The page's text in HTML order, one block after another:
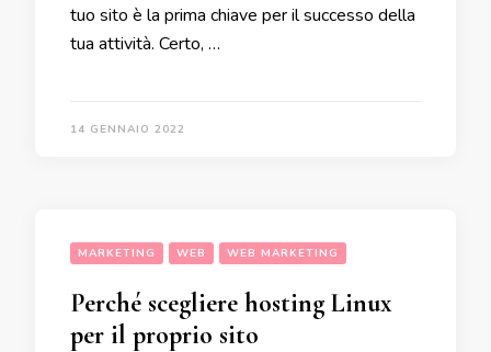
tuo sito è la prima chiave per il successo della
tua attività. Certo, …
14 GENNAIO 2022
MARKETING WEB WEB MARKETING
Perché scegliere hosting Linux
per il proprio sito